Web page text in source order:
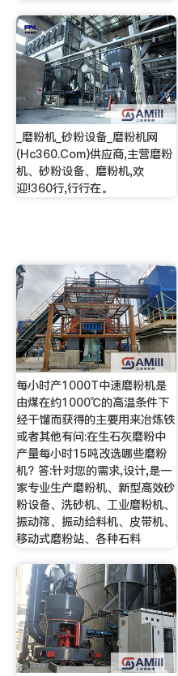
_磨粉机_砂粉设备_磨粉机网
(Hc360.Com)供应商,主营磨粉
机、砂粉设备、磨粉机,欢
迎!360行,行行在。
每小时产1000T中速磨粉机是
由煤在约1000℃的高温条件下
经干馏而获得的主要用来冶炼铁
或者其他有问:在生石灰磨粉中
产量每小时15吨改选哪些磨粉
机? 答:针对您的需求,设计,是一
家专业生产磨粉机、新型高效砂
粉设备、洗砂机、工业磨粉机、
振动筛、振动给料机、皮带机、
移动式磨粉站、各种石料